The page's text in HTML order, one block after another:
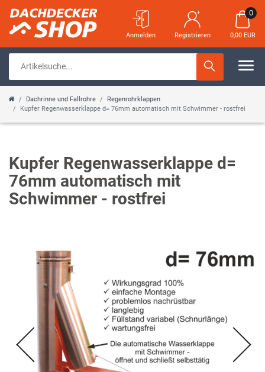
Anmelden Registrieren
0
0,00 EUR
Dachrinne und Fallrohre
Regenrohrklappen
Kupfer Regenwasserklappe d= 76mm automatisch mit Schwimmer - rostfrei
Kupfer Regenwasserklappe d=
76mm automatisch mit
Schwimmer - rostfrei